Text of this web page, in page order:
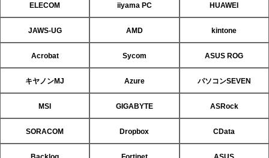
ELECOM iiyama PC HUAWEI
JAWS-UG AMD kintone
Acrobat Sycom ASUS ROG
キヤノンMJ Azure パソコンSEVEN
MSI GIGABYTE ASRock
SORACOM Dropbox CData